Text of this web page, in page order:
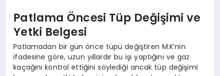
Patlama Öncesi Tüp Değişimi ve
Yetki Belgesi
Patlamadan bir gün önce tüpü değiştiren M.K’nin
ifadesine göre, uzun yıllardır bu işi yaptığını ve gaz
kaçağını kontrol ettiğini söylediği ancak tüp değişimi